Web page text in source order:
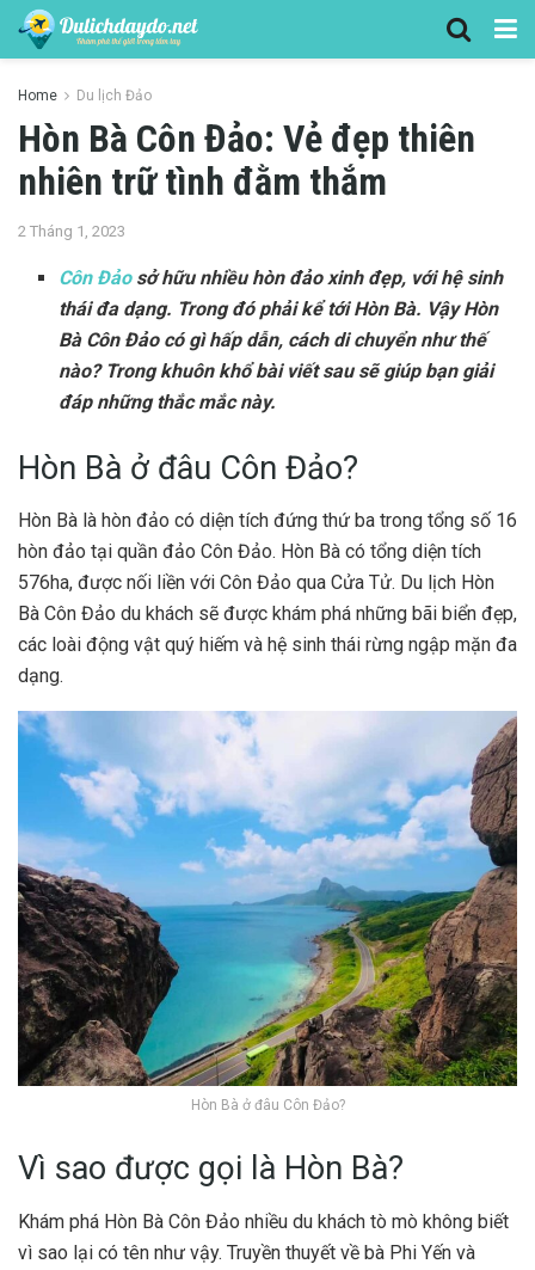
Home Du lịch Đảo
Hòn Bà Côn Đảo: Vẻ đẹp thiên
nhiên trữ tình đằm thắm
2 Tháng 1, 2023
Côn Đảosở hữu nhiều hòn đảo xinh đẹp, với hệ sinh
thái đa dạng. Trong đó phải kể tới Hòn Bà. Vậy Hòn
Bà Côn Đảo có gì hấp dẫn, cách di chuyển như thế
nào? Trong khuôn khổ bài viết sau sẽ giúp bạn giải
đáp những thắc mắc này.
Hòn Bà ở đâu Côn Đảo?
Hòn Bà là hòn đảo có diện tích đứng thứ ba trong tổng số 16
hòn đảo tại quần đảo Côn Đảo. Hòn Bà có tổng diện tích
576ha, được nối liền với Côn Đảo qua Cửa Tử. Du lịch Hòn
Bà Côn Đảo du khách sẽ được khám phá những bãi biển đẹp,
các loài động vật quý hiếm và hệ sinh thái rừng ngập mặn đa
dạng.
Hòn Bà ở đâu Côn Đảo?
Vì sao được gọi là Hòn Bà?
Khám phá Hòn Bà Côn Đảo nhiều du khách tò mò không biết
vì sao lại có tên như vậy. Truyền thuyết về bà Phi Yến và